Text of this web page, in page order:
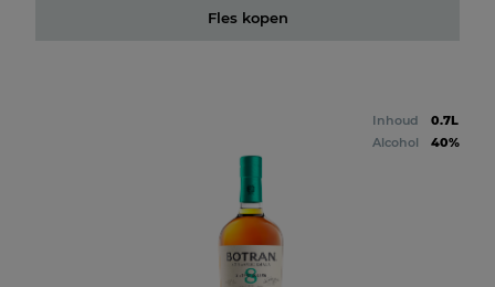
Fles kopen
Inhoud
0.7L
Alcohol
40%